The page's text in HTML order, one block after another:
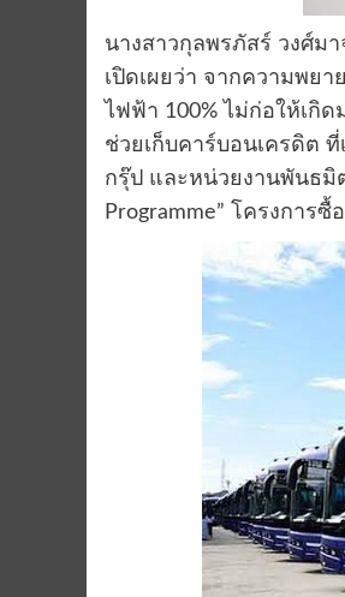
นางสาวกุลพรภัสร์ วงศ์ม
เปิดเผยว่า จากความพย
ไฟฟ้า 100% ไม่ก่อให้เกิ
ช่วยเก็บคาร์บอนเครดิต
กรุ๊ป และหน่วยงานพันธมิ
Programme” โครงการ